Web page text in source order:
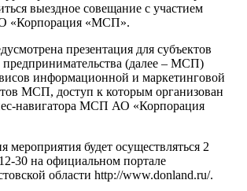
выездное совещание с участием
«Корпорация «МСП».
презентация для субъектов
предпринимательства (далее – МСП)
информационной и маркетинговой
МСП, доступ к которым организован
навигатора МСП АО «Корпорация
мероприятия будет осуществляться 2
30 на официальном портале
области http://www.donland.ru/.